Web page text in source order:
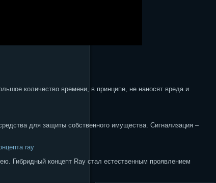
количество времени, в принципе, не наносят вреда и
для защиты собственного имущества. Сигнализация –
ray
Гибридный концепт Ray стал естественным проявлением